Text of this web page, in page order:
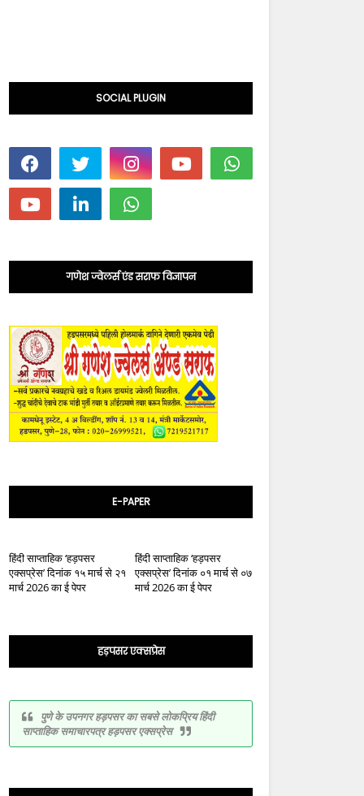
SOCIAL PLUGIN
गणेश ज्वेलर्स एंड सराफ विज्ञापन
E-PAPER
हिंदी साप्ताहिक ‘हड़पसर
एक्सप्रेस’ दिनांक १५ मार्च से २१
मार्च 2026 का ई पेपर
हिंदी साप्ताहिक ‘हड़पसर
एक्सप्रेस’ दिनांक ०१ मार्च से ०७
मार्च 2026 का ई पेपर
हड़पसर एक्सप्रेस
पुणे के उपनगर हड़पसर का सबसे लोकप्रिय हिंदी
साप्ताहिक समाचारपत्र हड़पसर एक्सप्रेस